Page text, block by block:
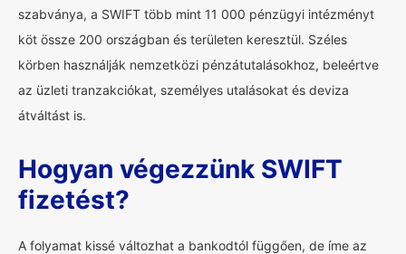
szabványa, a SWIFT több mint 11 000 pénzügyi intézményt
köt össze 200 országban és területen keresztül. Széles
körben használják nemzetközi pénzátutalásokhoz, beleértve
az üzleti tranzakciókat, személyes utalásokat és deviza
átváltást is.
Hogyan végezzünk SWIFT
fizetést?
A folyamat kissé változhat a bankodtól függően, de íme az